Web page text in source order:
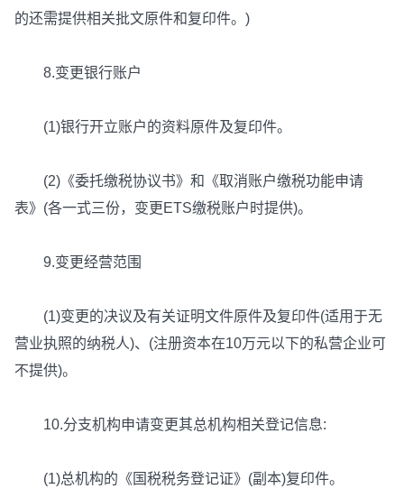
的还需提供相关批文原件和复印件。)
8.变更银行账户
(1)银行开立账户的资料原件及复印件。
(2)《委托缴税协议书》和《取消账户缴税功能申请
表》(各一式三份，变更ETS缴税账户时提供)。
9.变更经营范围
(1)变更的决议及有关证明文件原件及复印件(适用于无
营业执照的纳税人)、(注册资本在10万元以下的私营企业可
不提供)。
10.分支机构申请变更其总机构相关登记信息:
(1)总机构的《国税税务登记证》(副本)复印件。